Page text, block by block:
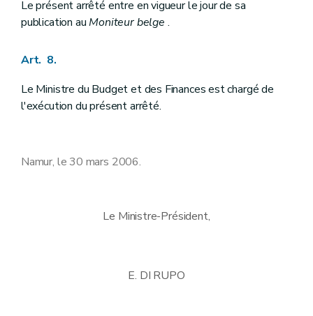
Le présent arrêté entre en vigueur le jour de sa
publication auMoniteur belge .
Art. 8.
Le Ministre du Budget et des Finances est chargé de
l'exécution du présent arrêté.
Namur, le 30 mars 2006.
Le Ministre-Président,
E. DI RUPO